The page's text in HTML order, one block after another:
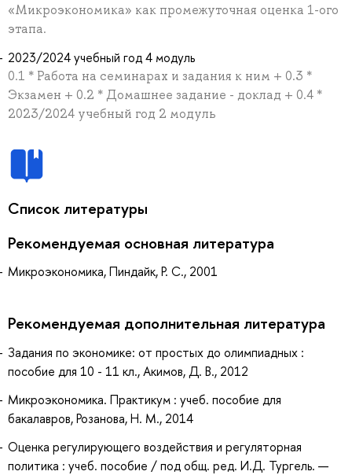
«Микроэкономика» как промежуточная оценка 1-ого
этапа.
2023/2024 учебный год 4 модуль
0.1 * Работа на семинарах и задания к ним + 0.3 *
Экзамен + 0.2 * Домашнее задание - доклад + 0.4 *
2023/2024 учебный год 2 модуль
Список литературы
Рекомендуемая основная литература
Микроэкономика, Пиндайк, Р. С., 2001
Рекомендуемая дополнительная литература
Задания по экономике: от простых до олимпиадных :
пособие для 10 - 11 кл., Акимов, Д. В., 2012
Микроэкономика. Практикум : учеб. пособие для
бакалавров, Розанова, Н. М., 2014
Оценка регулирующего воздействия и регуляторная
политика : учеб. пособие / под общ. ред. И.Д. Тургель. —